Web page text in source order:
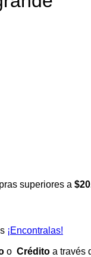
superiores a
¡Encontralas!
o Crédito a través